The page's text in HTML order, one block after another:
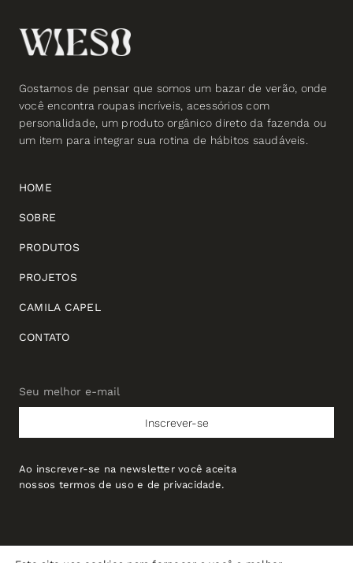
Gostamos de pensar que somos um bazar de verão, onde
você encontra roupas incríveis, acessórios com
personalidade, um produto orgânico direto da fazenda ou
um item para integrar sua rotina de hábitos saudáveis.
HOME
SOBRE
PRODUTOS
PROJETOS
CAMILA CAPEL
CONTATO
Seu
Seu melhor e-mail
Inscrever-se
Ao inscrever-se na newsletter você aceita
nossos termos de uso e de privacidade.